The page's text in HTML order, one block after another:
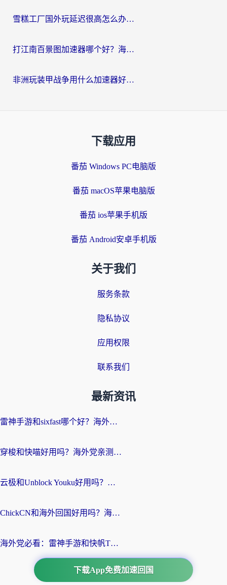
雪糕工厂国外玩延迟很高怎么办？海外玩家国服游戏加速终极攻略（附实测推荐）
打江南百景图加速器哪个好？海外党踩坑N次后，终于找到不卡的秘诀
非洲玩装甲战争用什么加速器好？海外党亲测有效的国服游戏加速方案
下载应用
番茄 Windows PC电脑版
番茄 macOS苹果电脑版
番茄 ios苹果手机版
番茄 Android安卓手机版
关于我们
服务条款
隐私协议
应用权限
联系我们
最新资讯
雷神手游和sixfast哪个好？海外党亲测3款回国加速器，教你选对不踩坑
穿梭和快喵好用吗？海外党亲测：小众加速器对比+番茄加速器深度体验
云极和Unblock Youku好用吗？海外党亲测+2026回国加速器避坑指南
ChickCN和海外回国好用吗？海外党2026亲测：从手游到影音，选对加速器的3个关键
海外党必看：雷神手游和快帆TV版好用吗？3步选对回国加速器不踩坑
下载App免费加速回国